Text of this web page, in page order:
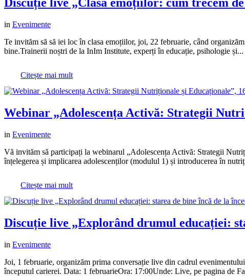
Discuție live „Clasa emoțiilor: cum trecem
in Evenimente
Te invităm să să iei loc în clasa emoțiilor, joi, 22 februarie, când
bine.Trainerii noștri de la InIm Institute, experți în educație, psihologie și...
Citește mai mult
Webinar „Adolescența Activă: Strategii
in Evenimente
Vă invităm să participați la webinarul „Adolescența Activă: Strategii
înțelegerea și implicarea adolescenților (modulul 1) și introducerea în
Citește mai mult
Discuție live „Explorând drumul educației:
in Evenimente
Joi, 1 februarie, organizăm prima conversație live din cadrul
începutul carierei. Data: 1 februarieOra: 17:00Unde: Live, pe pagina de